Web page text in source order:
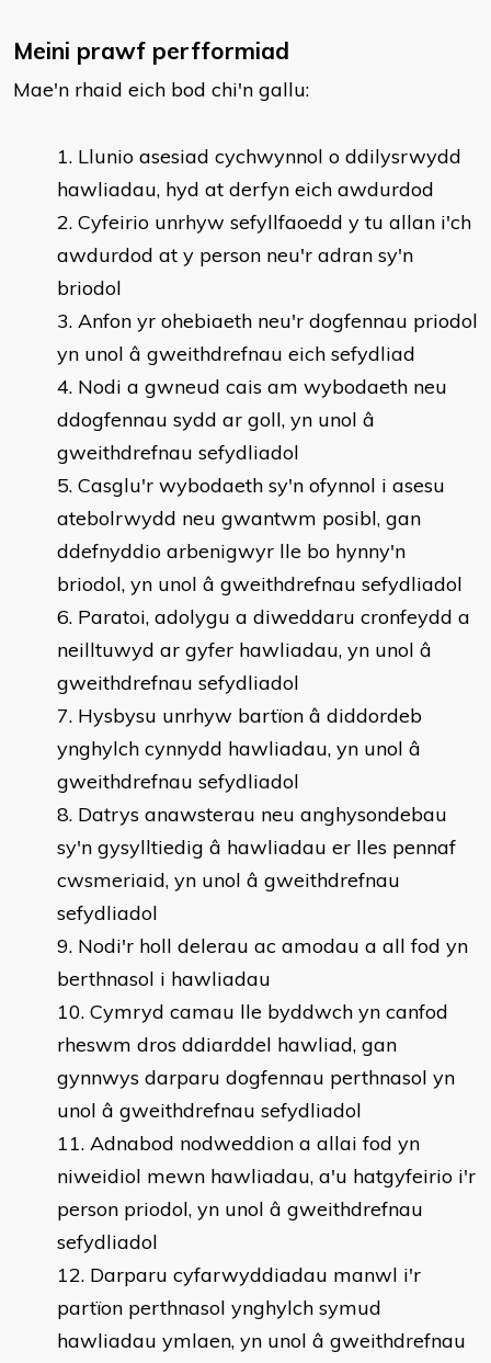
Meini prawf perfformiad
Mae'n rhaid eich bod chi'n gallu:
Llunio asesiad cychwynnol o ddilysrwydd
hawliadau, hyd at derfyn eich awdurdod
Cyfeirio unrhyw sefyllfaoedd y tu allan i'ch
awdurdod at y person neu'r adran sy'n
briodol
Anfon yr ohebiaeth neu'r dogfennau priodol
yn unol â gweithdrefnau eich sefydliad
Nodi a gwneud cais am wybodaeth neu
ddogfennau sydd ar goll, yn unol â
gweithdrefnau sefydliadol
Casglu'r wybodaeth sy'n ofynnol i asesu
atebolrwydd neu gwantwm posibl, gan
ddefnyddio arbenigwyr lle bo hynny'n
briodol, yn unol â gweithdrefnau sefydliadol
Paratoi, adolygu a diweddaru cronfeydd a
neilltuwyd ar gyfer hawliadau, yn unol â
gweithdrefnau sefydliadol
Hysbysu unrhyw bartïon â diddordeb
ynghylch cynnydd hawliadau, yn unol â
gweithdrefnau sefydliadol
Datrys anawsterau neu anghysondebau
sy'n gysylltiedig â hawliadau er lles pennaf
cwsmeriaid, yn unol â gweithdrefnau
sefydliadol
Nodi'r holl delerau ac amodau a all fod yn
berthnasol i hawliadau
Cymryd camau lle byddwch yn canfod
rheswm dros ddiarddel hawliad, gan
gynnwys darparu dogfennau perthnasol yn
unol â gweithdrefnau sefydliadol
Adnabod nodweddion a allai fod yn
niweidiol mewn hawliadau, a'u hatgyfeirio i'r
person priodol, yn unol â gweithdrefnau
sefydliadol
Darparu cyfarwyddiadau manwl i'r
partïon perthnasol ynghylch symud
hawliadau ymlaen, yn unol â gweithdrefnau